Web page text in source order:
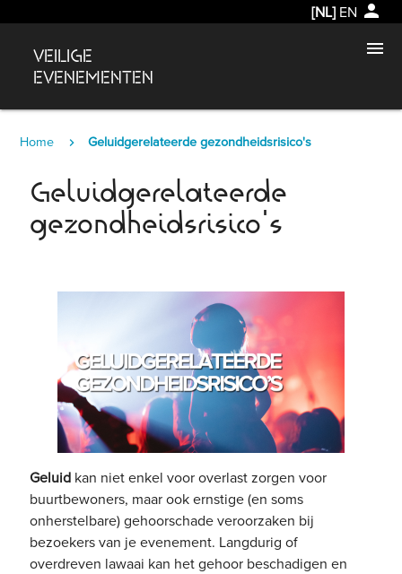
[NL] EN person
menu
VEILIGE
EVENEMENTEN
Home Geluidgerelateerde gezondheidsrisico's
Geluidgerelateerde
gezondheidsrisico's
Geluidkan niet enkel voor overlast zorgen voor
buurtbewoners, maar ook ernstige (en soms
onherstelbare) gehoorschade veroorzaken bij
bezoekers van je evenement. Langdurig of
overdreven lawaai kan het gehoor beschadigen en